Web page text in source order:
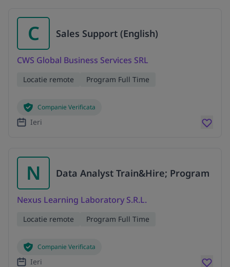
C Sales Support (English)
CWS Global Business Services SRL
Locatie remote Program Full Time
Companie Verificata
Ieri
N Data Analyst Train&Hire; Program
Nexus Learning Laboratory S.R.L.
Locatie remote Program Full Time
Companie Verificata
Ieri